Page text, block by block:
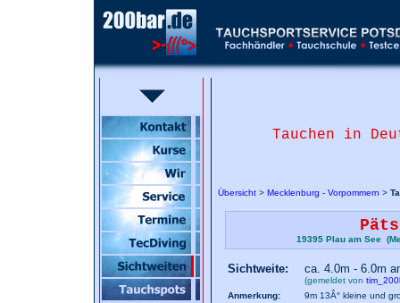
Tauchen in
Übersicht > Mecklenburg - Vorpommern >
19395 Plau am See
Sichtweite: ca. 4.0m - 6.0m
(gemeldet von
Anmerkung:
9m 13Â° kleine und